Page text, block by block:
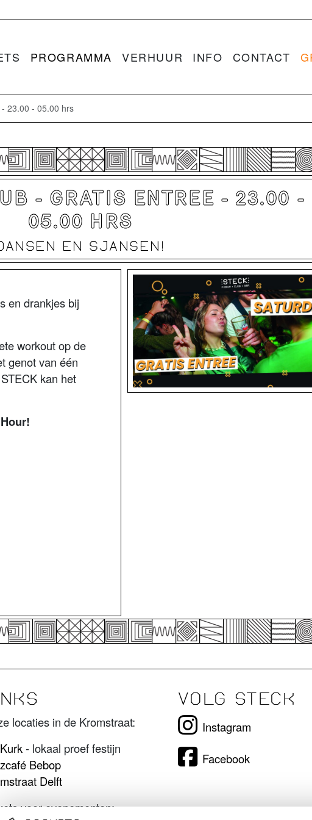
PROGRAMMA VERHUUR INFO CONTACT
- 23.00 - 05.00 hrs
- GRATIS ENTREE - 23.00 -
05.00 HRS
EN SJANSEN!
en drankjes bij
workout op de
genot van één
kan het
locaties in de Kromstraat:
- lokaal proef festijn
Bebop
Delft
voor evenementen:
VOLG STECK
Instagram
Facebook